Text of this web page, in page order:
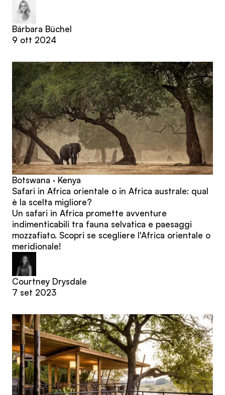
Bárbara Büchel
9 ott 2024
Botswana · Kenya
Safari in Africa orientale o in Africa australe: qual
è la scelta migliore?
Un safari in Africa promette avventure
indimenticabili tra fauna selvatica e paesaggi
mozzafiato. Scopri se scegliere l'Africa orientale o
meridionale!
Courtney Drysdale
7 set 2023